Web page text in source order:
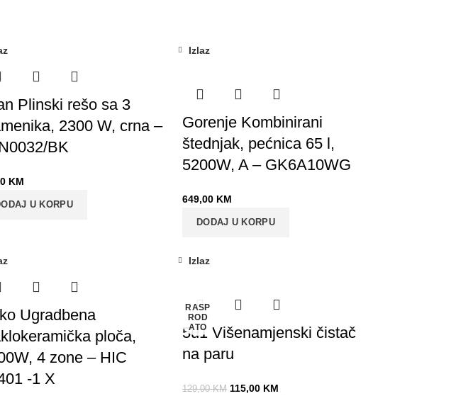
Plinski rešo sa 3
2300 W, crna –
BK
KM
U KORPU
Izlaz
Gorenje Kombinirani
štednjak, pećnica 65 l,
5200W, A – GK6A10WG
649,00 KM
DODAJ U KORPU
Ugradbena
ploča,
4 zone – HIC
-1 X
RASP
ROD
ATO
Izlaz
5u1 Višenamjenski čistač
na paru
129,00KM 115,00 KM